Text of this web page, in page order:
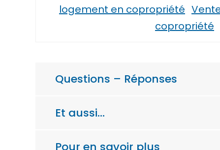
logement en copropriété
copropriété
Questions – Réponses
Et aussi…
Pour en savoir plus